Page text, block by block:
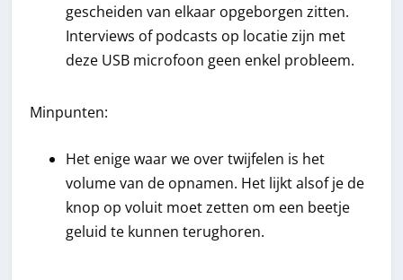
gescheiden van elkaar opgeborgen zitten.
Interviews of podcasts op locatie zijn met
deze USB microfoon geen enkel probleem.
Minpunten:
Het enige waar we over twijfelen is het
volume van de opnamen. Het lijkt alsof je de
knop op voluit moet zetten om een beetje
geluid te kunnen terughoren.